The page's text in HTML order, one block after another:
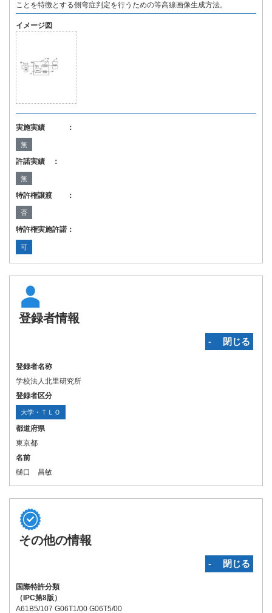
ことを特徴とする側弯症判定を行うための等高線画像生成方法。
イメージ図
実施実績 ：
無
許諾実績 ：
無
特許権譲渡 ：
否
特許権実施許諾：
可
登録者情報
‐ 閉じる
登録者名称
学校法人北里研究所
登録者区分
大学・ＴＬＯ
都道府県
東京都
名前
樋口 昌敏
その他の情報
‐ 閉じる
国際特許分類
（IPC第8版）
A61B5/107 G06T1/00 G06T5/00